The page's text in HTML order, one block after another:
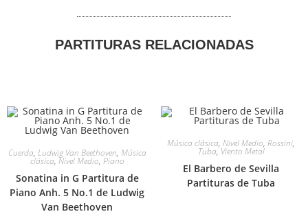
PARTITURAS RELACIONADAS
Cuerda, Ludwig Van Beethoven, Música
clásica, Nivel Medio, Piano
Sonatina in G Partitura de
Piano Anh. 5 No.1 de Ludwig
Van Beethoven
Música clásica, Nivel Medio, Rossini,
Tuba,Viento Metal
El Barbero de Sevilla
Partituras de Tuba